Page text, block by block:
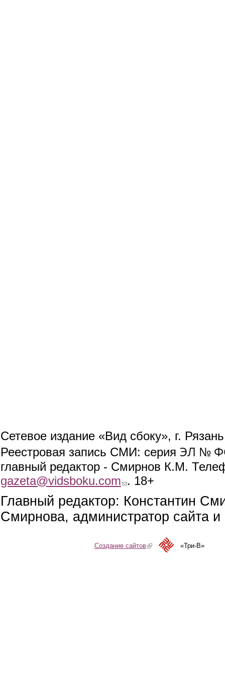
Сетевое издание «Вид сбоку», г.
Реестровая запись СМИ: серия ЭЛ №
главный редактор - Смирнов К.М.
gazeta@vidsboku.com (link sends e-mail)
. 18+
Главный редактор: Константин
Смирнова, администратор сайта
Создание сайтов(link is external)«Три-В»